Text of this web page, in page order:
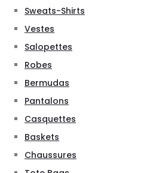
Sweats-Shirts
Vestes
Salopettes
Robes
Bermudas
Pantalons
Casquettes
Baskets
Chaussures